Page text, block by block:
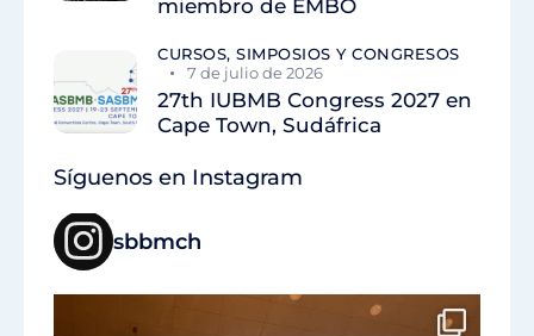
miembro de EMBO
CURSOS, SIMPOSIOS Y CONGRESOS
7 de julio de 2026
27th IUBMB Congress 2027 en
Cape Town, Sudáfrica
Síguenos en Instagram
sbbmch